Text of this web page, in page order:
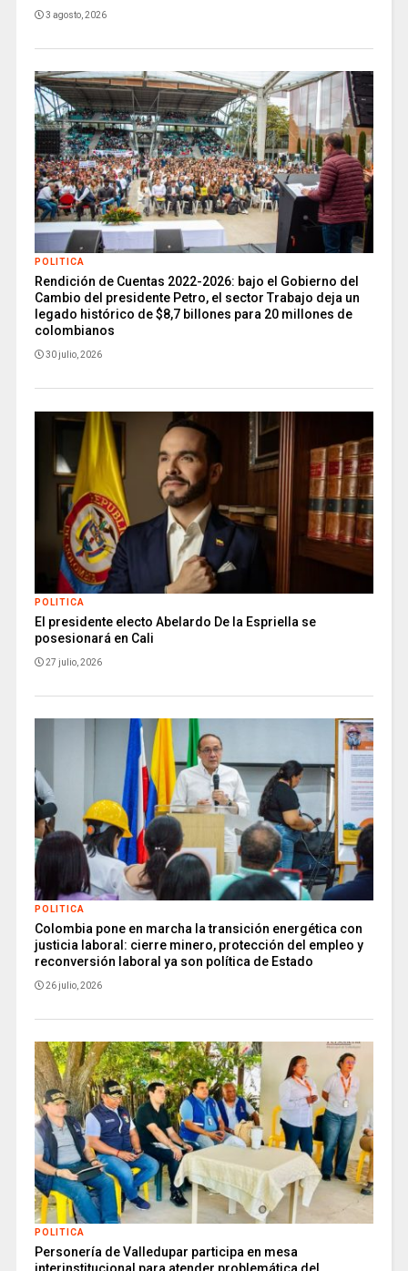
3 agosto, 2026
POLITICA
Rendición de Cuentas 2022-2026: bajo el Gobierno del
Cambio del presidente Petro, el sector Trabajo deja un
legado histórico de $8,7 billones para 20 millones de
colombianos
30 julio, 2026
POLITICA
El presidente electo Abelardo De la Espriella se
posesionará en Cali
27 julio, 2026
POLITICA
Colombia pone en marcha la transición energética con
justicia laboral: cierre minero, protección del empleo y
reconversión laboral ya son política de Estado
26 julio, 2026
POLITICA
Personería de Valledupar participa en mesa